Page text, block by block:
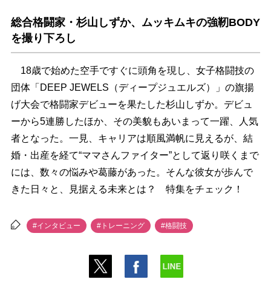
総合格闘家・杉山しずか、ムッキムキの強靭BODY
を撮り下ろし
18歳で始めた空手ですぐに頭角を現し、女子格闘技の
団体「DEEP JEWELS（ディープジュエルズ）」の旗揚
げ大会で格闘家デビューを果たした杉山しずか。デビュ
ーから5連勝したほか、その美貌もあいまって一躍、人気
者となった。一見、キャリアは順風満帆に見えるが、結
婚・出産を経て“ママさんファイター”として返り咲くまで
には、数々の悩みや葛藤があった。そんな彼女が歩んで
きた日々と、見据える未来とは？ 特集をチェック！
#インタビュー #トレーニング #格闘技